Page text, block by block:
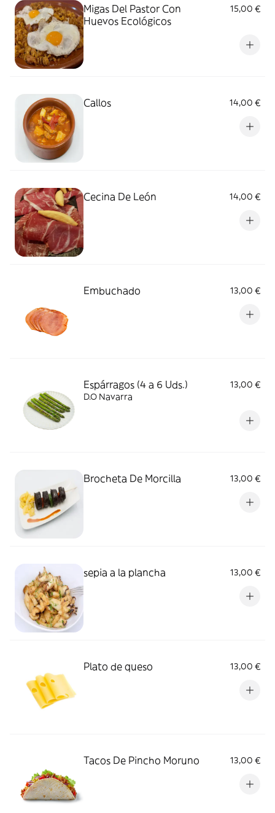
Migas Del Pastor Con
Huevos Ecológicos
15,00 €
Callos 14,00 €
Cecina De León 14,00 €
Embuchado 13,00 €
Espárragos (4 a 6 Uds.)
13,00 €
D.O Navarra
Brocheta De Morcilla 13,00 €
sepia a la plancha 13,00 €
Plato de queso 13,00 €
Tacos De Pincho Moruno 13,00 €